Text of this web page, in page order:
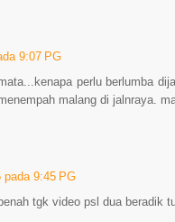
9:07 PG
perlu berlumba
malang di jalnraya.
pada 9:45 PG
tgk video psl dua